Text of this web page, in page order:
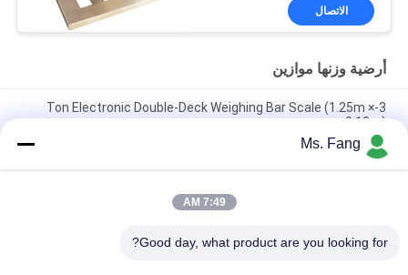
الاتصال
أرضية وزنها موازين
3-Ton Electronic Double-Deck Weighing Bar Scale (1.25m ×
0.12m)
مقياس الكرسي المتحرك الطبي مستشفى غرفة غسيل الكلى غرفة
إعادة التأهيل مقياس الوزن مع بروتوث RS232 اختيارية
خلية حمولة زيميك H8C 1x1m 5 طن الوزن الثقيل المقياس الصناعي
Ms. Fang
7:49 AM
Good day, what product are you looking for?